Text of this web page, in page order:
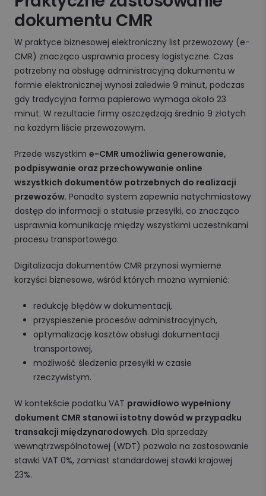
dokumentu CMR
W praktyce biznesowej elektroniczny list przewozowy (e-
CMR) znacząco usprawnia procesy logistyczne. Czas
potrzebny na obsługę administracyjną dokumentu w
formie elektronicznej wynosi zaledwie 9 minut, podczas
gdy tradycyjna forma papierowa wymaga około 23
minut. W rezultacie firmy oszczędzają średnio 9 złotych
na każdym liście przewozowym.
Przede wszystkim e-CMR umożliwia generowanie,
podpisywanie oraz przechowywanie online
wszystkich dokumentów potrzebnych do realizacji
przewozów. Ponadto system zapewnia natychmiastowy
dostęp do informacji o statusie przesyłki, co znacząco
usprawnia komunikację między wszystkimi uczestnikami
procesu transportowego.
Digitalizacja dokumentów CMR przynosi wymierne
korzyści biznesowe, wśród których można wymienić:
redukcję błędów w dokumentacji,
przyspieszenie procesów administracyjnych,
optymalizację kosztów obsługi dokumentacji
transportowej,
możliwość śledzenia przesyłki w czasie
rzeczywistym.
W kontekście podatku VAT prawidłowo wypełniony
dokument CMR stanowi istotny dowód w przypadku
transakcji międzynarodowych. Dla sprzedaży
wewnątrzwspólnotowej (WDT) pozwala na zastosowanie
stawki VAT 0%, zamiast standardowej stawki krajowej
23%.